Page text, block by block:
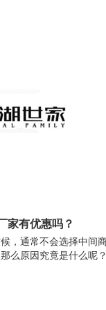
家有优惠吗？
，通常不会选择中间
么原因究竟是什么呢